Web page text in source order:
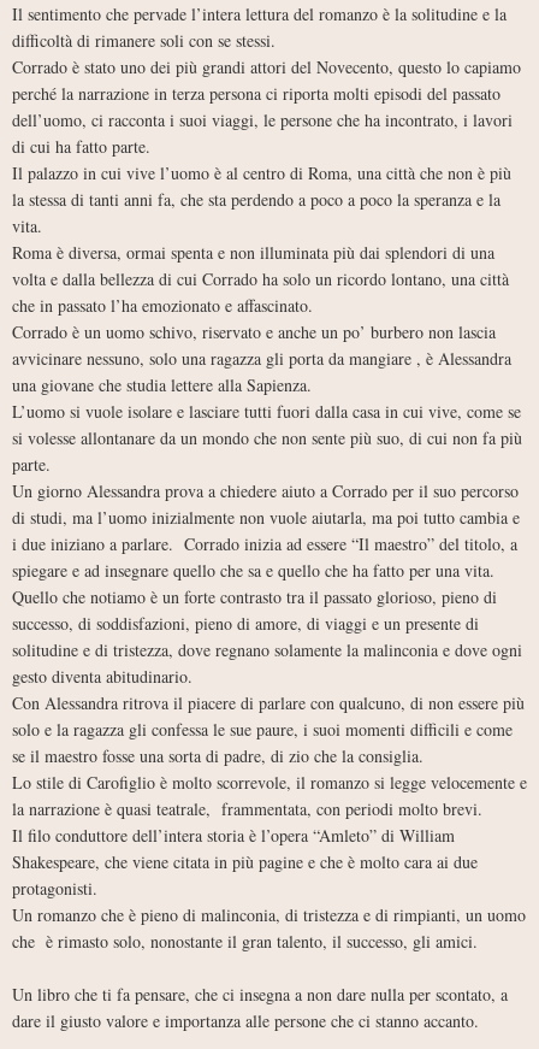
Il sentimento che pervade l’intera lettura del romanzo è la solitudine e la
difficoltà di rimanere soli con se stessi.
Corrado è stato uno dei più grandi attori del Novecento, questo lo capiamo
perché la narrazione in terza persona ci riporta molti episodi del passato
dell’uomo, ci racconta i suoi viaggi, le persone che ha incontrato, i lavori
di cui ha fatto parte.
Il palazzo in cui vive l’uomo è al centro di Roma, una città che non è più
la stessa di tanti anni fa, che sta perdendo a poco a poco la speranza e la
vita.
Roma è diversa, ormai spenta e non illuminata più dai splendori di una
volta e dalla bellezza di cui Corrado ha solo un ricordo lontano, una città
che in passato l’ha emozionato e affascinato.
Corrado è un uomo schivo, riservato e anche un po’ burbero non lascia
avvicinare nessuno, solo una ragazza gli porta da mangiare , è Alessandra
una giovane che studia lettere alla Sapienza.
L’uomo si vuole isolare e lasciare tutti fuori dalla casa in cui vive, come se
si volesse allontanare da un mondo che non sente più suo, di cui non fa più
parte.
Un giorno Alessandra prova a chiedere aiuto a Corrado per il suo percorso
di studi, ma l’uomo inizialmente non vuole aiutarla, ma poi tutto cambia e
i due iniziano a parlare. Corrado inizia ad essere “Il maestro” del titolo, a
spiegare e ad insegnare quello che sa e quello che ha fatto per una vita.
Quello che notiamo è un forte contrasto tra il passato glorioso, pieno di
successo, di soddisfazioni, pieno di amore, di viaggi e un presente di
solitudine e di tristezza, dove regnano solamente la malinconia e dove ogni
gesto diventa abitudinario.
Con Alessandra ritrova il piacere di parlare con qualcuno, di non essere più
solo e la ragazza gli confessa le sue paure, i suoi momenti difficili e come
se il maestro fosse una sorta di padre, di zio che la consiglia.
Lo stile di Carofiglio è molto scorrevole, il romanzo si legge velocemente e
la narrazione è quasi teatrale, frammentata, con periodi molto brevi.
Il filo conduttore dell’intera storia è l’opera “Amleto” di William
Shakespeare, che viene citata in più pagine e che è molto cara ai due
protagonisti.
Un romanzo che è pieno di malinconia, di tristezza e di rimpianti, un uomo
che è rimasto solo, nonostante il gran talento, il successo, gli amici.
Un libro che ti fa pensare, che ci insegna a non dare nulla per scontato, a
dare il giusto valore e importanza alle persone che ci stanno accanto.